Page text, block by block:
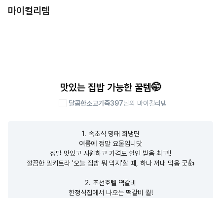
마이컬리템
맛있는 집밥 가능한 꿀템🤭
달콤한소고기죽397님의 마이컬리템
1. 속초식 명태 회냉면
여름에 정말 요물입니닷
정말 맛있고 시원하고 가격도 할인 받음 최고!!
깔끔한 밀키트라 '오늘 집밥 뭐 먹지'할 때, 하나 꺼내 먹음 굿👍
2. 조선호텔 떡갈비
한정식집에서 나오는 떡갈비 퀄!